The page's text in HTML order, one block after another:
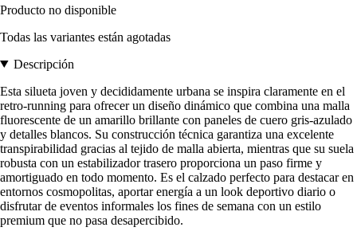
Producto no disponible
Todas las variantes están agotadas
Descripción
Esta silueta joven y decididamente urbana se inspira claramente en el
retro-running para ofrecer un diseño dinámico que combina una malla
fluorescente de un amarillo brillante con paneles de cuero gris-azulado
y detalles blancos. Su construcción técnica garantiza una excelente
transpirabilidad gracias al tejido de malla abierta, mientras que su suela
robusta con un estabilizador trasero proporciona un paso firme y
amortiguado en todo momento. Es el calzado perfecto para destacar en
entornos cosmopolitas, aportar energía a un look deportivo diario o
disfrutar de eventos informales los fines de semana con un estilo
premium que no pasa desapercibido.